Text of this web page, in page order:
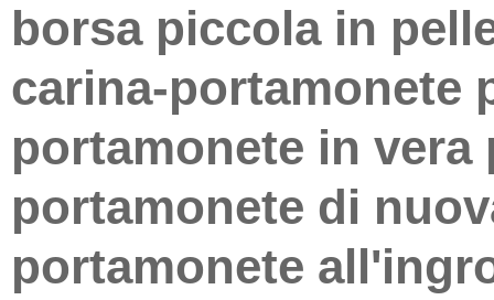
borsa piccola in
carina-portamonete
portamonete in
portamonete di
portamonete